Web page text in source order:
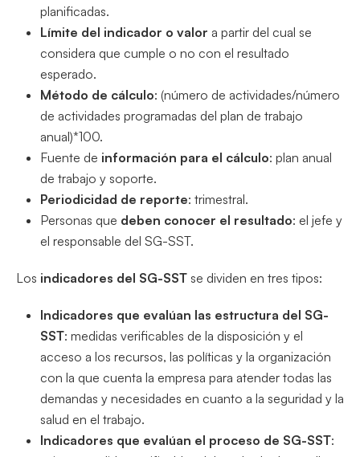
planificadas.
Límite del indicador o valor a partir del cual se
considera que cumple o no con el resultado
esperado.
Método de cálculo: (número de actividades/número
de actividades programadas del plan de trabajo
anual)*100.
Fuente de información para el cálculo: plan anual
de trabajo y soporte.
Periodicidad de reporte: trimestral.
Personas que deben conocer el resultado: el jefe y
el responsable del SG-SST.
Los indicadores del SG-SST se dividen en tres tipos:
Indicadores que evalúan las estructura del SG-
SST: medidas verificables de la disposición y el
acceso a los recursos, las políticas y la organización
con la que cuenta la empresa para atender todas las
demandas y necesidades en cuanto a la seguridad y la
salud en el trabajo.
Indicadores que evalúan el proceso de SG-SST: